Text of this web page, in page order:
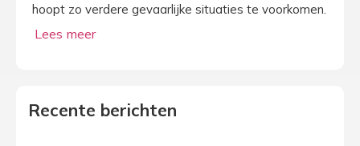
hoopt zo verdere gevaarlijke situaties te voorkomen.
Recente berichten